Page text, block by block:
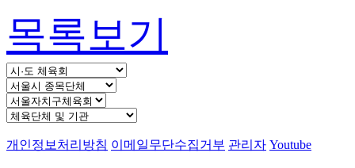
목록보기
개인정보처리방침 이메일무단수집거부 관리자 Youtube